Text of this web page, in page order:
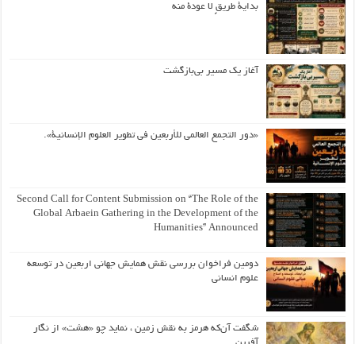
بداية طريقٍ لا عودة منه
آغاز یک مسیر بی‌بازگشت
«دور التجمع العالمي للأربعين في تطوير العلوم الإنسانية».
Second Call for Content Submission on “The Role of the
Global Arbaein Gathering in the Development of the
Humanities” Announced
دومین فراخوان بررسی نقش همایش جهانی اربعین در توسعه
علوم انسانی
شگفت آن‌که هرمز به نقش زمین ، نماید چو «هشت» از نگار